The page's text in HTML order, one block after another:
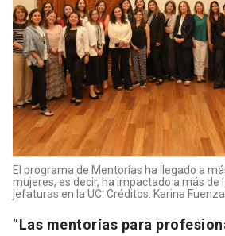
El programa de Mentorías ha llegado a
mujeres, es decir, ha impactado a más de
jefaturas en la UC. Créditos: Karina
“Las mentorías para